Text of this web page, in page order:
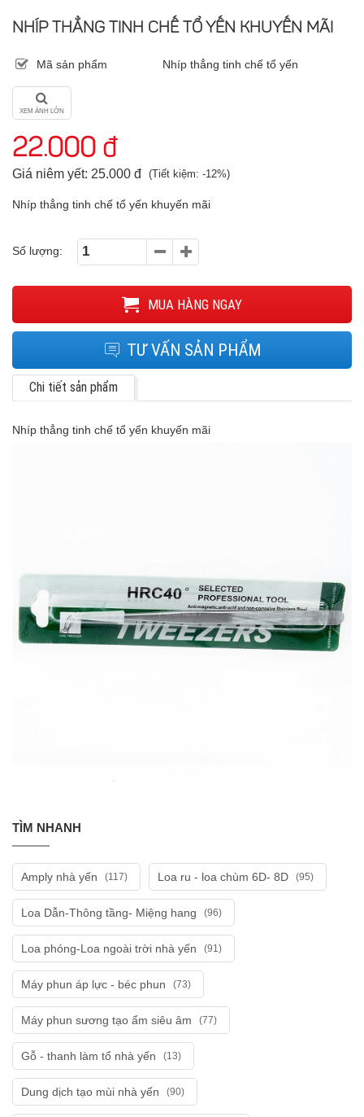
NHÍP THẲNG TINH CHẾ TỔ YẾN KHUYẾN MÃI
Mã sản phẩm Nhíp thẳng tinh chế tổ yến
XEM ẢNH LỚN
22.000 đ
Giá niêm yết: 25.000 đ (Tiết kiệm: -12%)
Nhíp thẳng tinh chế tổ yến khuyến mãi
Số lượng:
MUA HÀNG NGAY
TƯ VẤN SẢN PHẨM
Chi tiết sản phẩm
Nhíp thẳng tinh chế tổ yến khuyến mãi
TÌM NHANH
Amply nhà yến (117) Loa ru - loa chùm 6D- 8D (95)
Loa Dẫn-Thông tầng- Miệng hang (96)
Loa phóng-Loa ngoài trời nhà yến (91)
Máy phun áp lực - béc phun (73)
Máy phun sương tạo ẩm siêu âm (77)
Gỗ - thanh làm tổ nhà yến (13)
Dung dịch tạo mùi nhà yến (90)